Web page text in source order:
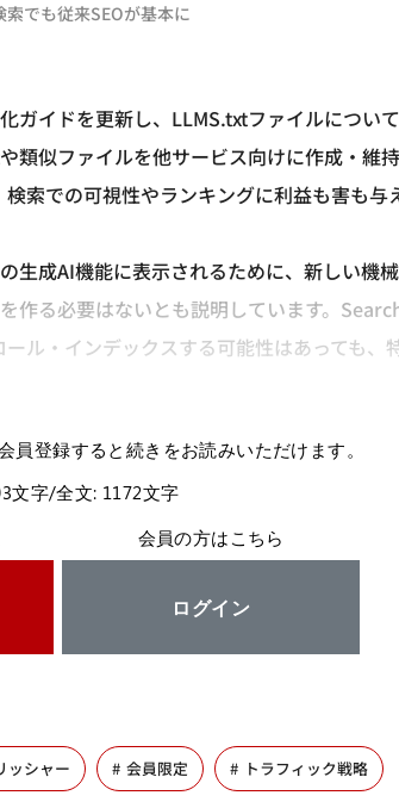
でも従来SEOが基本に
イドを更新し、LLMS.txtファイルについ
類似ファイルを他サービス向けに作成・維
索での可視性やランキングに利益も害も与
生成AI機能に表示されるために、新しい機械
作る必要はないとも説明しています。
ル・インデックスする可能性はあっても、
員登録すると続きをお読みいただけます。
文字/全文: 1172文字
会員の方はこちら
ログイン
ッシャー 会員限定 トラフィック戦略